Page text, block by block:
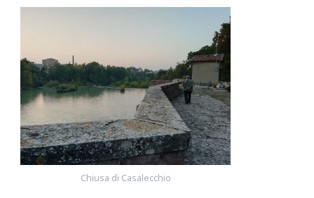
Chiusa di Casalecchio